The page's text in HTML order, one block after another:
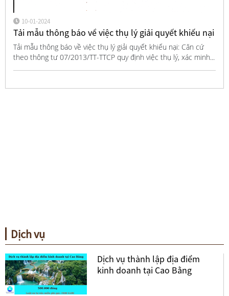
10-01-2024
Tải mẫu thông báo về việc thụ lý giải quyết khiếu nại
Tải mẫu thông báo về việc thụ lý giải quyết khiếu nại: Căn cứ
theo thông tư 07/2013/TT-TTCP quy định việc thụ lý, xác minh...
Dịch vụ
Dịch vụ thành lập địa điểm
kinh doanh tại Cao Bằng